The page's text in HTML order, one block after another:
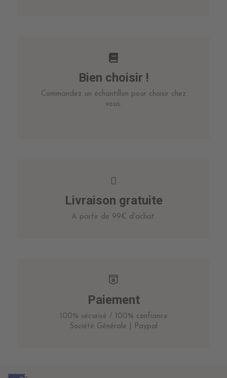
Bien choisir !
Commandez un échantillon pour choisir chez
vous.
Livraison gratuite
A partir de 99€ d’achat.
Paiement
100% sécurisé / 100% confiance
Société Générale | Paypal